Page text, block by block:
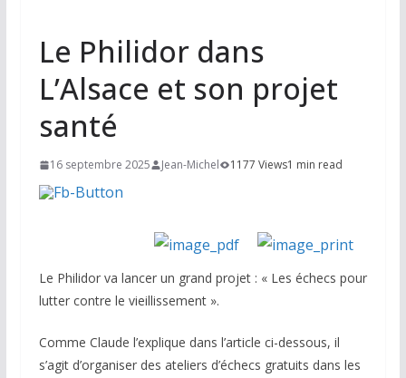
Le Philidor dans
L’Alsace et son projet
santé
16 septembre 2025 Jean-Michel 1177 Views1 min read
Le Philidor va lancer un grand projet : « Les échecs pour
lutter contre le vieillissement ».
Comme Claude l’explique dans l’article ci-dessous, il
s’agit d’organiser des ateliers d’échecs gratuits dans les